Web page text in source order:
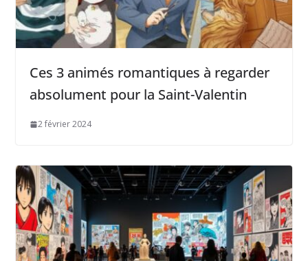
Ces 3 animés romantiques à regarder
absolument pour la Saint-Valentin
2 février 2024